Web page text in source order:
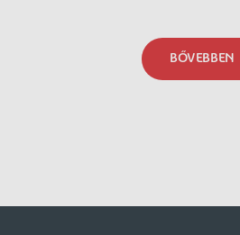
BŐVEBBEN